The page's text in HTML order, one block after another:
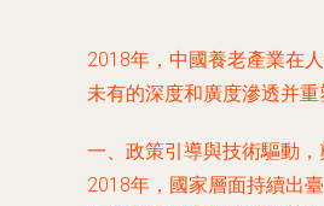
2018年，中國養老產業在
未有的深度和廣度滲透并
一、政策引導與技術驅動
2018年，國家層面持續出